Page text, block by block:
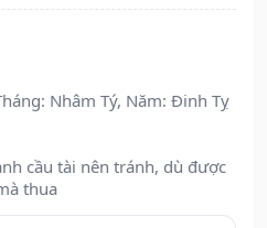
Nhâm Tý, Năm: Đinh Tỵ
cầu tài nên tránh, dù được
thua